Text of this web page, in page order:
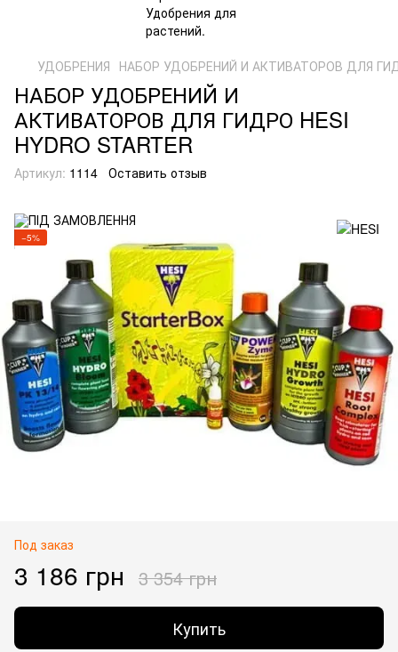
УДОБРЕНИЯ НАБОР УДОБРЕНИЙ И АКТИВАТОРОВ ДЛЯ
НАБОР УДОБРЕНИЙ И
АКТИВАТОРОВ ДЛЯ ГИДРО HESI
HYDRO STARTER
Артикул: 1114 Оставить отзыв
−5%
Под заказ
3 186 грн 3 354 грн
Купить